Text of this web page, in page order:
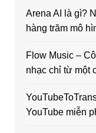
Arena AI là gì?
hàng trăm mô
Flow Music –
nhạc chỉ từ một
YouTube miễn